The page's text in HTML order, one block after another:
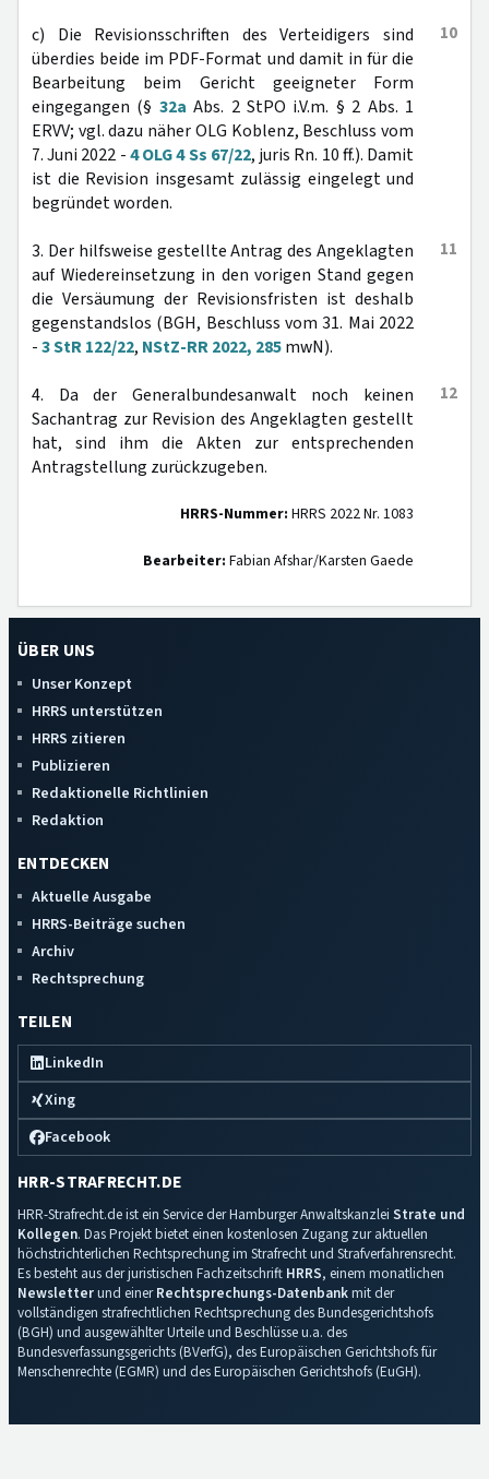
10
c) Die Revisionsschriften des Verteidigers sind
überdies beide im PDF-Format und damit in für die
Bearbeitung beim Gericht geeigneter Form
eingegangen (§ 32a Abs. 2 StPO i.V.m. § 2 Abs. 1
ERVV; vgl. dazu näher OLG Koblenz, Beschluss vom
7. Juni 2022 -4 OLG 4 Ss 67/22, juris Rn. 10 ff.). Damit
ist die Revision insgesamt zulässig eingelegt und
begründet worden.
11
3. Der hilfsweise gestellte Antrag des Angeklagten
auf Wiedereinsetzung in den vorigen Stand gegen
die Versäumung der Revisionsfristen ist deshalb
gegenstandslos (BGH, Beschluss vom 31. Mai 2022
-3 StR 122/22, NStZ-RR 2022, 285mwN).
12
4. Da der Generalbundesanwalt noch keinen
Sachantrag zur Revision des Angeklagten gestellt
hat, sind ihm die Akten zur entsprechenden
Antragstellung zurückzugeben.
HRRS-Nummer: HRRS 2022 Nr. 1083
Bearbeiter: Fabian Afshar/Karsten Gaede
ÜBER UNS
Unser Konzept
HRRS unterstützen
HRRS zitieren
Publizieren
Redaktionelle Richtlinien
Redaktion
ENTDECKEN
Aktuelle Ausgabe
HRRS-Beiträge suchen
Archiv
Rechtsprechung
TEILEN
LinkedIn
Xing
Facebook
HRR-STRAFRECHT.DE
HRR-Strafrecht.de ist ein Service der Hamburger Anwaltskanzlei Strate und
Kollegen. Das Projekt bietet einen kostenlosen Zugang zur aktuellen
höchstrichterlichen Rechtsprechung im Strafrecht und Strafverfahrensrecht.
Es besteht aus der juristischen Fachzeitschrift HRRS, einem monatlichen
Newsletterund einerRechtsprechungs-Datenbankmit der
vollständigen strafrechtlichen Rechtsprechung des Bundesgerichtshofs
(BGH) und ausgewählter Urteile und Beschlüsse u.a. des
Bundesverfassungsgerichts (BVerfG), des Europäischen Gerichtshofs für
Menschenrechte (EGMR) und des Europäischen Gerichtshofs (EuGH).